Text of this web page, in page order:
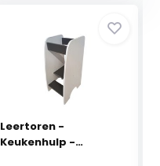
Leertoren -
Keukenhulp -